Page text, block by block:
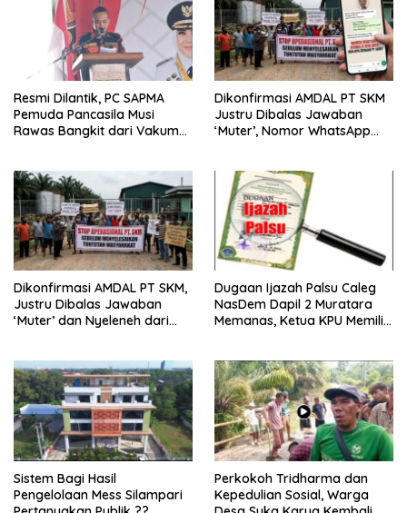
Resmi Dilantik, PC SAPMA
Pemuda Pancasila Musi
Rawas Bangkit dari Vakum
Dikonfirmasi AMDAL PT SKM
Justru Dibalas Jawaban
‘Muter’, Nomor WhatsApp
Dikonfirmasi AMDAL PT SKM,
Justru Dibalas Jawaban
‘Muter’ dan Nyeleneh dari
Dugaan Ijazah Palsu Caleg
NasDem Dapil 2 Muratara
Memanas, Ketua KPU Memilih
Sistem Bagi Hasil
Pengelolaan Mess Silampari
Perkokoh Tridharma dan
Kepedulian Sosial, Warga